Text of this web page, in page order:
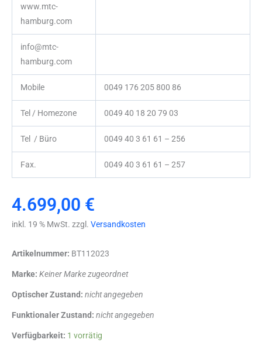
www.mtc-
hamburg.com
info@mtc-
hamburg.com
Mobile 0049 176 205 800 86
Tel / Homezone 0049 40 18 20 79 03
Tel / Büro 0049 40 3 61 61 – 256
Fax. 0049 40 3 61 61 – 257
4.699,00 €
inkl. 19 % MwSt. zzgl. Versandkosten
Artikelnummer: BT112023
Marke: Keiner Marke zugeordnet
Optischer Zustand: nicht angegeben
Funktionaler Zustand: nicht angegeben
Verfügbarkeit: 1 vorrätig
Somno